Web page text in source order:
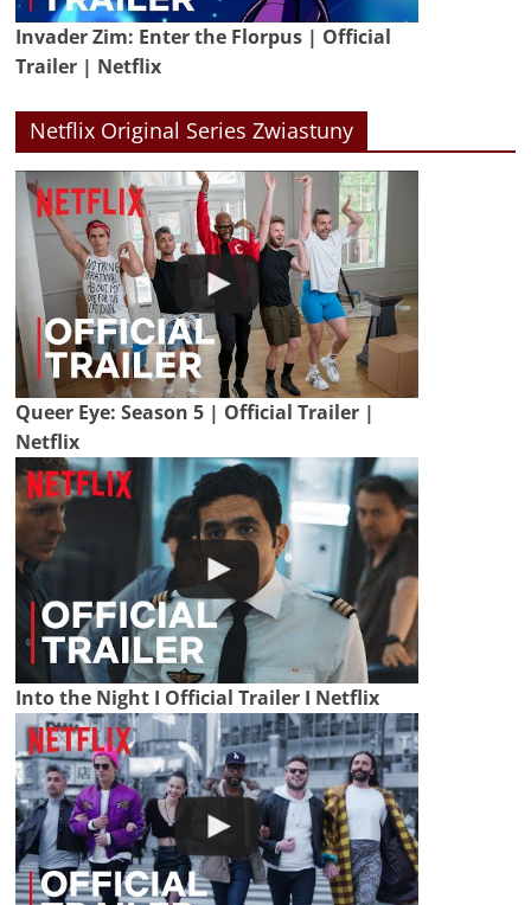
Invader Zim: Enter the Florpus | Official
Trailer | Netflix
Netflix Original Series Zwiastuny
Queer Eye: Season 5 | Official Trailer |
Netflix
Into the Night I Official Trailer I Netflix